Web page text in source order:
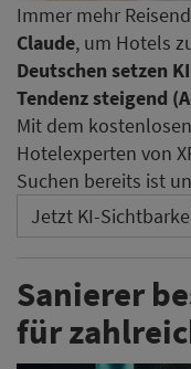
Immer mehr
Claude, um Hotels
Deutschen setzen
Tendenz steigend
Mit dem
Hotelexperten von
Suchen bereits ist
Jetzt KI-
Sanierer
für